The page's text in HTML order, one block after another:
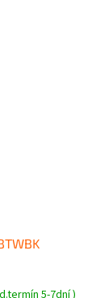
5-7dní )